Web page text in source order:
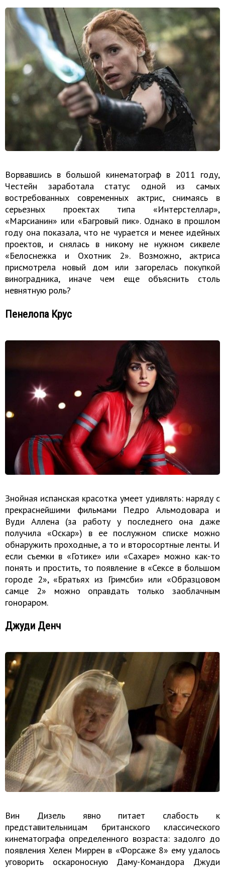
Ворвавшись в большой кинематограф в 2011 году,
Честейн заработала статус одной из самых
востребованных современных актрис, снимаясь в
серьезных проектах типа «Интерстеллар»,
«Марсианин» или «Багровый пик». Однако в прошлом
году она показала, что не чурается и менее идейных
проектов, и снялась в никому не нужном сиквеле
«Белоснежка и Охотник 2». Возможно, актриса
присмотрела новый дом или загорелась покупкой
виноградника, иначе чем еще объяснить столь
невнятную роль?
Пенелопа Крус
Знойная испанская красотка умеет удивлять: наряду с
прекраснейшими фильмами Педро Альмодовара и
Вуди Аллена (за работу у последнего она даже
получила «Оскар») в ее послужном списке можно
обнаружить проходные, а то и второсортные ленты. И
если съемки в «Готике» или «Сахаре» можно как-то
понять и простить, то появление в «Сексе в большом
городе 2», «Братьях из Гримсби» или «Образцовом
самце 2» можно оправдать только заоблачным
гонораром.
Джуди Денч
Вин Дизель явно питает слабость к
представительницам британского классического
кинематографа определенного возраста: задолго до
появления Хелен Миррен в «Форсаже 8» ему удалось
уговорить оскароносную Даму-Командора Джуди